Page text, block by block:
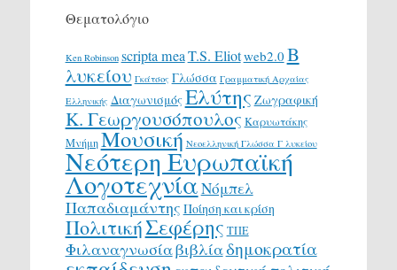
Θεματολόγιο
Ken Robinson scripta meaT.S. Eliotweb2.0 Β
λυκείου Γκάτσος Γλώσσα Γραμματική Αρχαίας
Ελληνικής ΔιαγωνισμόςΕλύτης Ζωγραφική
Κ. Γεωργουσόπουλος Καρυωτάκης
ΜνήμηΜουσική Νεοελληνική Γλώσσα Γ λυκείου
Νεότερη Ευρωπαϊκή
ΛογοτεχνίαΝόμπελ
Παπαδιαμάντης Ποίηση και κρίση
ΠολιτικήΣεφέρης ΤΠΕ
Φιλαναγνωσίαβιβλίαδημοκρατία